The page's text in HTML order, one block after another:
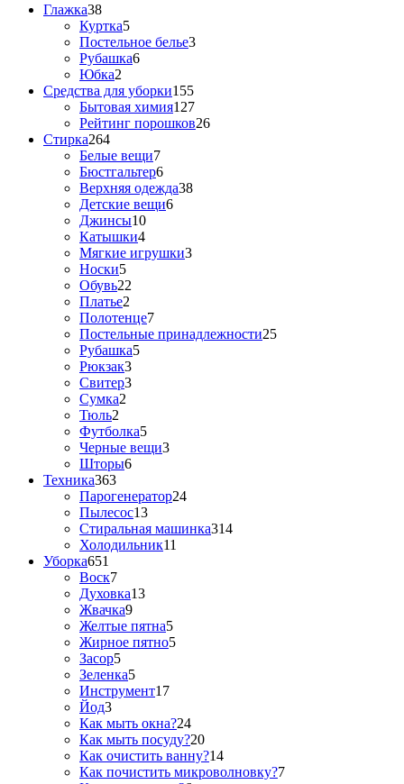
Глажка38
Куртка5
Постельное белье3
Рубашка6
Юбка2
Средства для уборки155
Бытовая химия127
Рейтинг порошков26
Стирка264
Белые вещи7
Бюстгальтер6
Верхняя одежда38
Детские вещи6
Джинсы10
Катышки4
Мягкие игрушки3
Носки5
Обувь22
Платье2
Полотенце7
Постельные принадлежности25
Рубашка5
Рюкзак3
Свитер3
Сумка2
Тюль2
Футболка5
Черные вещи3
Шторы6
Техника363
Парогенератор24
Пылесос13
Стиральная машинка314
Холодильник11
Уборка651
Воск7
Духовка13
Жвачка9
Желтые пятна5
Жирное пятно5
Засор5
Зеленка5
Инструмент17
Йод3
Как мыть окна?24
Как мыть посуду?20
Как очистить ванну?14
Как почистить микроволновку?7